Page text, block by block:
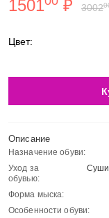
1501 ₽ 3002
Цвет:
Описание
Назначение обуви:
Уход за
обувью:
Форма мыска:
Особенности обуви: